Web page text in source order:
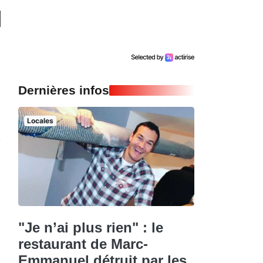
Dernières infos
Locales
"Je n’ai plus rien" : le
restaurant de Marc-